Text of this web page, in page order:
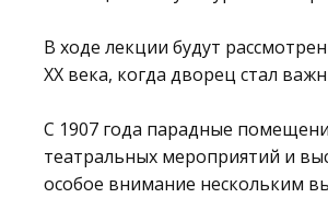
В ходе лекции будут
XX века, когда дворец стал
С 1907 года парадные
театральных мероприятий и
особое внимание нескольким